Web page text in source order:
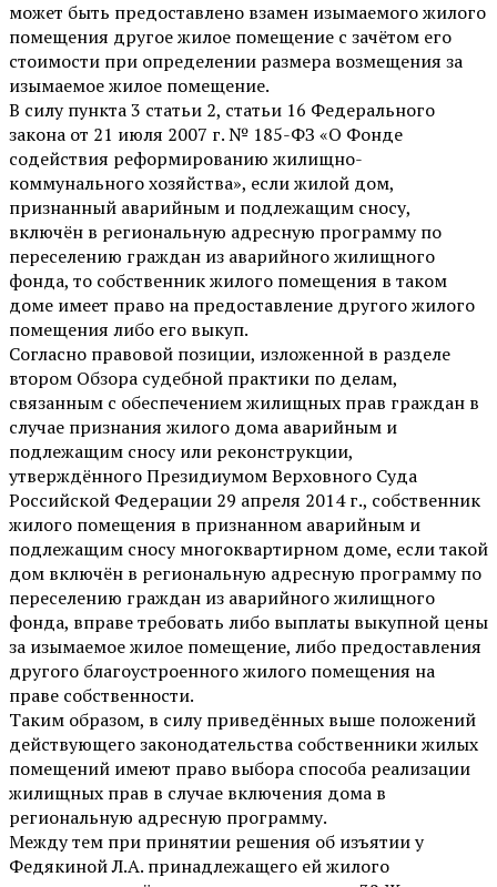
может быть предоставлено взамен изымаемого жилого
помещения другое жилое помещение с зачётом его
стоимости при определении размера возмещения за
изымаемое жилое помещение.
В силу пункта 3 статьи 2, статьи 16 Федерального
закона от 21 июля 2007 г. № 185-ФЗ «О Фонде
содействия реформированию жилищно-
коммунального хозяйства», если жилой дом,
признанный аварийным и подлежащим сносу,
включён в региональную адресную программу по
переселению граждан из аварийного жилищного
фонда, то собственник жилого помещения в таком
доме имеет право на предоставление другого жилого
помещения либо его выкуп.
Согласно правовой позиции, изложенной в разделе
втором Обзора судебной практики по делам,
связанным с обеспечением жилищных прав граждан в
случае признания жилого дома аварийным и
подлежащим сносу или реконструкции,
утверждённого Президиумом Верховного Суда
Российской Федерации 29 апреля 2014 г., собственник
жилого помещения в признанном аварийным и
подлежащим сносу многоквартирном доме, если такой
дом включён в региональную адресную программу по
переселению граждан из аварийного жилищного
фонда, вправе требовать либо выплаты выкупной цены
за изымаемое жилое помещение, либо предоставления
другого благоустроенного жилого помещения на
праве собственности.
Таким образом, в силу приведённых выше положений
действующего законодательства собственники жилых
помещений имеют право выбора способа реализации
жилищных прав в случае включения дома в
региональную адресную программу.
Между тем при принятии решения об изъятии у
Федякиной Л.А. принадлежащего ей жилого